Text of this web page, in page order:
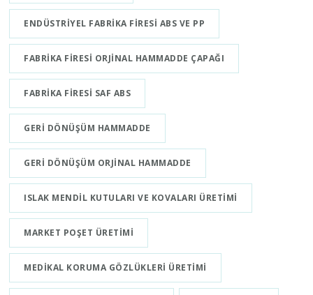
ENDÜSTRIYEL FABRIKA FIRESI ABS VE PP
FABRIKA FIRESI ORJINAL HAMMADDE ÇAPAĞI
FABRIKA FIRESI SAF ABS
GERI DÖNÜŞÜM HAMMADDE
GERI DÖNÜŞÜM ORJINAL HAMMADDE
ISLAK MENDIL KUTULARI VE KOVALARI ÜRETIMI
MARKET POŞET ÜRETIMI
MEDIKAL KORUMA GÖZLÜKLERI ÜRETIMI